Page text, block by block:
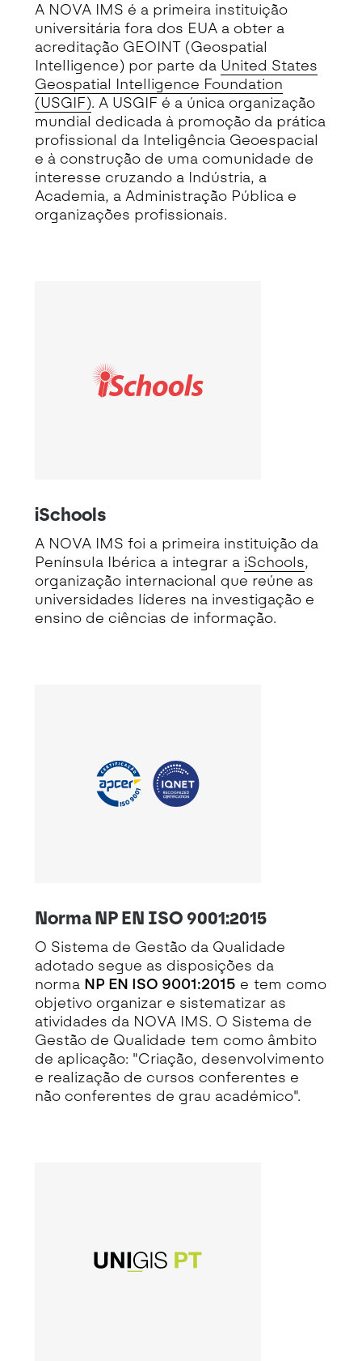
A NOVA IMS é a primeira instituição
universitária fora dos EUA a obter a
acreditação GEOINT (Geospatial
Intelligence) por parte da United States
Geospatial Intelligence Foundation
(USGIF). A USGIF é a única organização
mundial dedicada à promoção da prática
profissional da Inteligência Geoespacial
e à construção de uma comunidade de
interesse cruzando a Indústria, a
Academia, a Administração Pública e
organizações profissionais.
iSchools
A NOVA IMS foi a primeira instituição da
Península Ibérica a integrar a iSchools,
organização internacional que reúne as
universidades líderes na investigação e
ensino de ciências de informação.
Norma NP EN ISO 9001:2015
O Sistema de Gestão da Qualidade
adotado segue as disposições da
norma NP EN ISO 9001:2015 e tem como
objetivo organizar e sistematizar as
atividades da NOVA IMS. O Sistema de
Gestão de Qualidade tem como âmbito
de aplicação: "Criação, desenvolvimento
e realização de cursos conferentes e
não conferentes de grau académico".